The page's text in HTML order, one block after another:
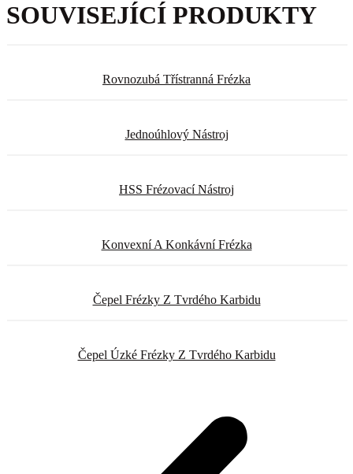
SOUVISEJÍCÍ PRODUKTY
Rovnozubá Třístranná Frézka
Jednoúhlový Nástroj
HSS Frézovací Nástroj
Konvexní A Konkávní Frézka
Čepel Frézky Z Tvrdého Karbidu
Čepel Úzké Frézky Z Tvrdého Karbidu